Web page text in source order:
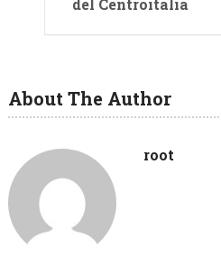
del Centroitalia
About The Author
root